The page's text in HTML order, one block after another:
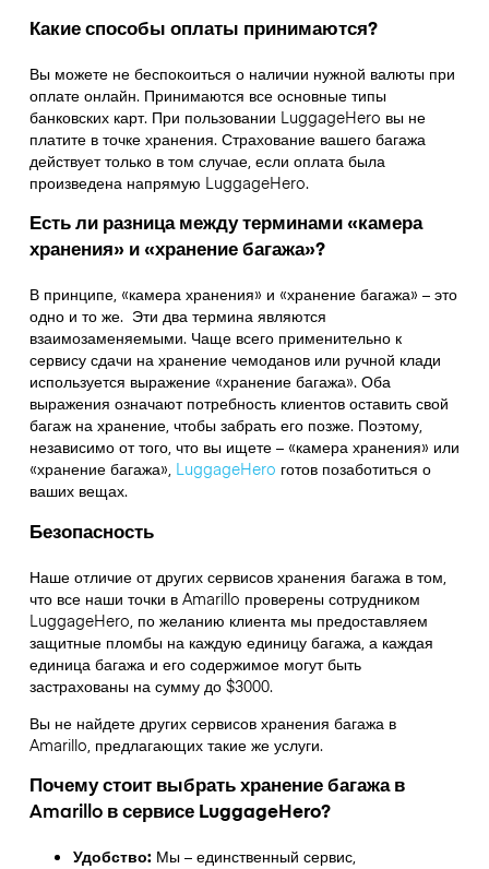
Какие способы оплаты принимаются?
Вы можете не беспокоиться о наличии нужной валюты при
оплате онлайн. Принимаются все основные типы
банковских карт. При пользовании LuggageHero вы не
платите в точке хранения. Страхование вашего багажа
действует только в том случае, если оплата была
произведена напрямую LuggageHero.
Есть ли разница между терминами «камера
хранения» и «хранение багажа»?
В принципе, «камера хранения» и «хранение багажа» – это
одно и то же. Эти два термина являются
взаимозаменяемыми. Чаще всего применительно к
сервису сдачи на хранение чемоданов или ручной клади
используется выражение «хранение багажа». Оба
выражения означают потребность клиентов оставить свой
багаж на хранение, чтобы забрать его позже. Поэтому,
независимо от того, что вы ищете – «камера хранения» или
«хранение багажа»,LuggageHero готов позаботиться о
ваших вещах.
Безопасность
Наше отличие от других сервисов хранения багажа в том,
чтовсе наши точки в Amarillo проверены сотрудником
LuggageHero, по желанию клиента мы предоставляем
защитные пломбы на каждую единицу багажа, а каждая
единица багажа и его содержимое могут быть
застрахованы на сумму до $3000.
Вы не найдете других сервисов хранения багажа в
Amarillo , предлагающих такие же услуги.
Почему стоит выбрать хранение багажа в
Amarilloв сервисе LuggageHero?
Удобство: Мы – единственный сервис,